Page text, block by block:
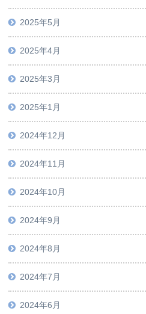
2025年5月
2025年4月
2025年3月
2025年1月
2024年12月
2024年11月
2024年10月
2024年9月
2024年8月
2024年7月
2024年6月